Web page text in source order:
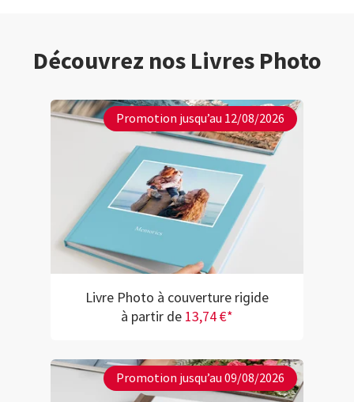
Découvrez nos Livres Photo
Promotion jusqu’au 12/08/2026
Livre Photo à couverture rigide
à partir de 13,74 €*
Promotion jusqu’au 09/08/2026